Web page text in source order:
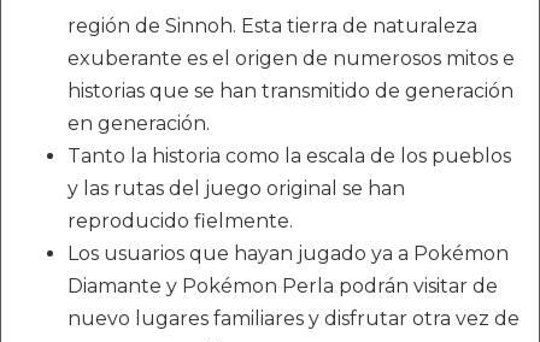
región de Sinnoh. Esta tierra de naturaleza
exuberante es el origen de numerosos mitos e
historias que se han transmitido de generación
en generación.
Tanto la historia como la escala de los pueblos
y las rutas del juego original se han
reproducido fielmente.
Los usuarios que hayan jugado ya a Pokémon
Diamante y Pokémon Perla podrán visitar de
nuevo lugares familiares y disfrutar otra vez de